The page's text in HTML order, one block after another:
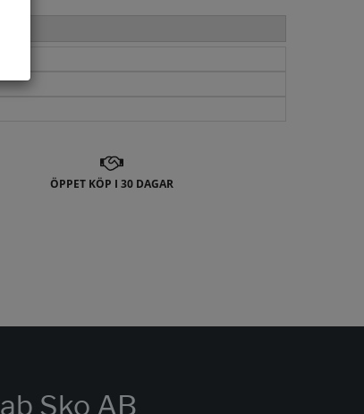
ÖPPET KÖP I 30 DAGAR
Sko AB